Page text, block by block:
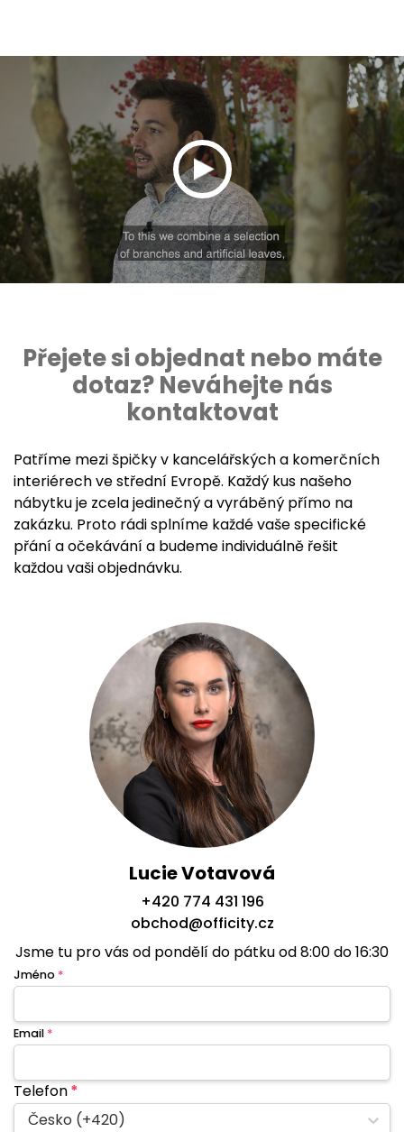
Přejete si objednat nebo máte
dotaz? Neváhejte nás
kontaktovat
Patříme mezi špičky v kancelářských a komerčních
interiérech ve střední Evropě. Každý kus našeho
nábytku je zcela jedinečný a vyráběný přímo na
zakázku. Proto rádi splníme každé vaše specifické
přání a očekávání a budeme individuálně řešit
každou vaši objednávku.
Lucie Votavová
+420 774 431 196
obchod@officity.cz
Jsme tu pro vás od pondělí do pátku od 8:00 do 16:30
Jméno *
Email *
Telefon*
Česko (+420)